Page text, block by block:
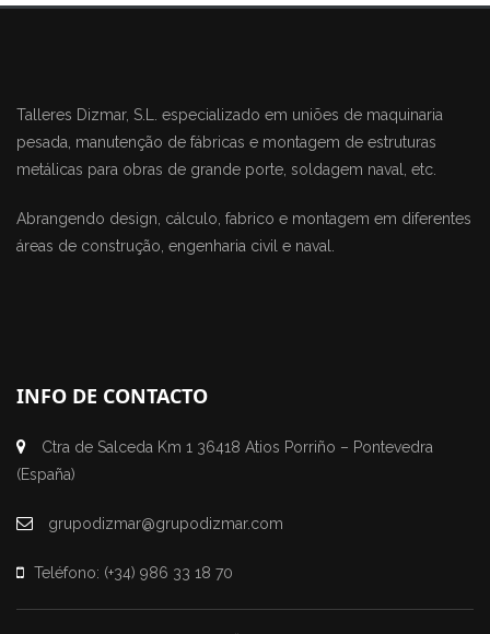
Talleres Dizmar, S.L. especializado em uniões de maquinaria
pesada, manutenção de fábricas e montagem de estruturas
metálicas para obras de grande porte, soldagem naval, etc.
Abrangendo design, cálculo, fabrico e montagem em diferentes
áreas de construção, engenharia civil e naval.
INFO DE CONTACTO
Ctra de Salceda Km 1 36418 Atios Porriño – Pontevedra
(España)
grupodizmar@grupodizmar.com
Teléfono: (+34) 986 33 18 70